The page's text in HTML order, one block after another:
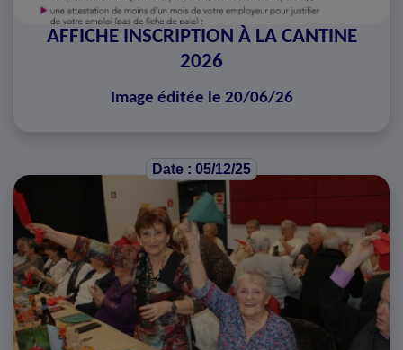
AFFICHE INSCRIPTION À LA CANTINE
2026
Image éditée le 20/06/26
Date : 05/12/25